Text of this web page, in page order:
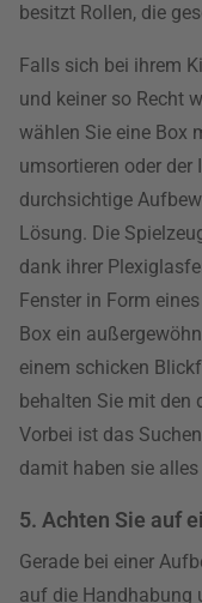
besitzt Rollen, die
Falls sich bei ihrem
und keiner so Recht
wählen Sie eine Box
umsortieren oder der
durchsichtige
Lösung. Die
dank ihrer
Fenster in Form
Box ein
einem schicken
behalten Sie mit den
Vorbei ist das
damit haben sie
5. Achten Sie auf
Gerade bei einer
auf die Handhabung